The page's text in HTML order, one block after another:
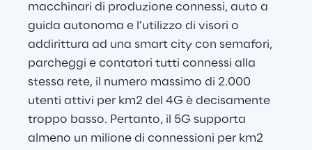
macchinari di produzione connessi, auto a
guida autonoma e l’utilizzo di visori o
addirittura ad una smart city con semafori,
parcheggi e contatori tutti connessi alla
stessa rete, il numero massimo di 2.000
utenti attivi per km2 del 4G è decisamente
troppo basso. Pertanto, il 5G supporta
almeno un milione di connessioni per km2